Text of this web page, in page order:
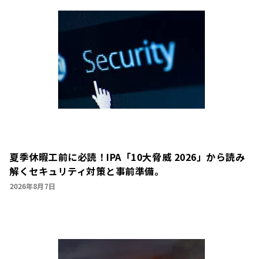
夏季休暇工前に必読！IPA「10大脅威 2026」から読み
解くセキュリティ対策と事前準備。
2026年8月7日